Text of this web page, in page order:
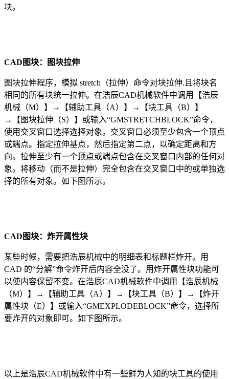
块。
CAD图块： 图块拉伸
图块拉伸程序，模拟 stretch （拉伸）命令对块拉伸.且将块名
相同的所有块统一拉伸。 在浩辰CAD机械软件中调用【浩辰
机械（M）】 → 【辅助工具（A）】 → 【块工具（B）】
→
【 图块拉伸 （S）】或输入“GMSTRETCHBLOCK”命令，
使用交叉窗口选择选择对象。交叉窗口必须至少包含一个顶点
或端点。指定拉伸基点，然后指定第二点，以确定距离和方
向。拉伸至少有一个顶点或端点包含在交叉窗口内部的任何对
象。将移动（而不是拉伸）完全包含在交叉窗口中的或单独选
择的所有对象。如下图所示。
CAD图块： 炸开属性块
某些时候，需要把浩辰机械中的明细表和标题栏炸开。用
CAD 的“分解”命令炸开后内容全没了。用炸开属性块功能可
以使内容保留不变。 在浩辰CAD机械软件中调用【浩辰机械
（M）】 → 【辅助工具（A）】 → 【块工具（B）】 → 【炸开
属性块 （E） 】或输入“GMEXPLODEBLOCK”命令，选择所
要炸开的对象即可。如下图所示。
以上是浩辰CAD机械软件中有一些鲜为人知的块工具的使用